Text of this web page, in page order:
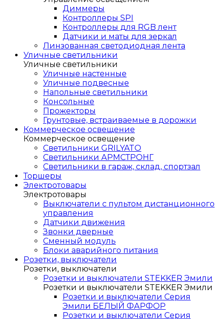
Диммеры
Контроллеры SPI
Контроллеры для RGB лент
Датчики и маты для зеркал
Линзованная светодиодная лента
Уличные светильники
Уличные светильники
Уличные настенные
Уличные подвесные
Напольные светильники
Консольные
Прожекторы
Грунтовые, встраиваемые в дорожки
Коммерческое освещение
Коммерческое освещение
Светильники GRILYATO
Светильники АРМСТРОНГ
Светильники в гараж, склад, спортзал
Торшеры
Электротовары
Электротовары
Выключатели с пультом дистанционного
управления
Датчики движения
Звонки дверные
Сменный модуль
Блоки аварийного питания
Розетки, выключатели
Розетки, выключатели
Розетки и выключатели STEKKER Эмили
Розетки и выключатели STEKKER Эмили
Розетки и выключатели Серия
Эмили БЕЛЫЙ ФАРФОР
Розетки и выключатели Серия